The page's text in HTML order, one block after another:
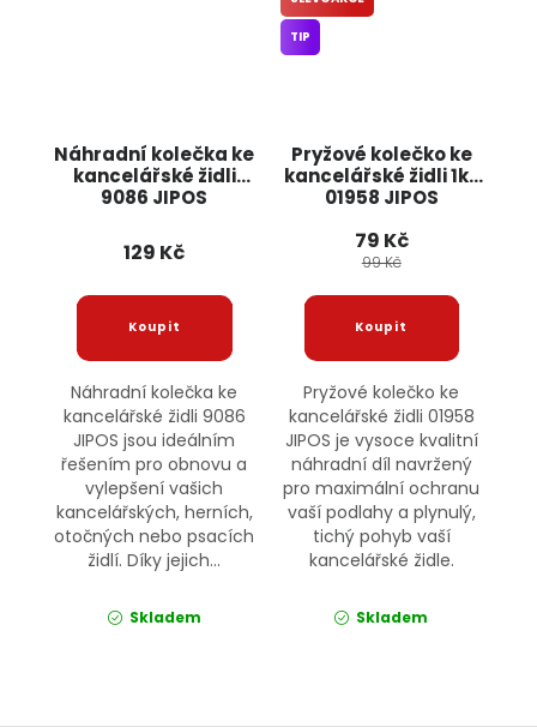
Náhradní kolečka ke
kancelářské židli
9086 JIPOS
129 Kč
Náhradní kolečka ke
kancelářské židli 9086
JIPOS jsou ideálním
řešením pro obnovu a
vylepšení vašich
kancelářských, herních,
otočných nebo psacích
židlí. Díky jejich...
Skladem
Pryžové kolečko ke
kancelářské židli 1ks
01958 JIPOS
TIP
79 Kč
99 Kč
Pryžové kolečko ke
kancelářské židli 01958
JIPOS je vysoce kvalitní
náhradní díl navržený
pro maximální ochranu
vaší podlahy a plynulý,
tichý pohyb vaší
kancelářské židle.
Skladem